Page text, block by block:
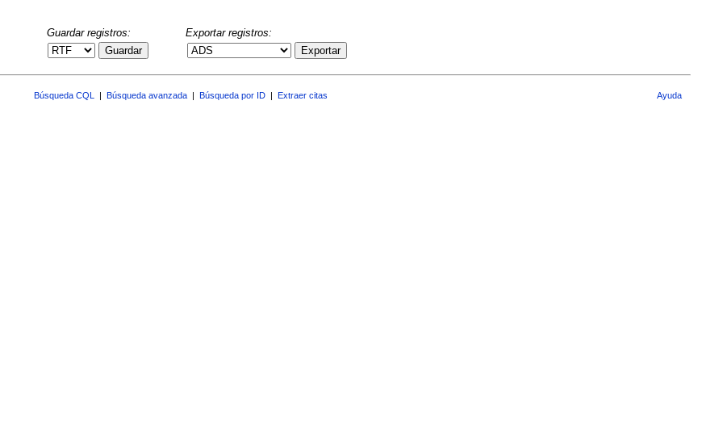
Guardar registros:
Guardar
Exportar registros:
Exportar
Búsqueda CQL Búsqueda avanzada Búsqueda por ID Extraer citas Ayuda